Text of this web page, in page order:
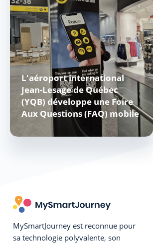
L'aéroport international
Jean-Lesage de Québec
(YQB) développe une Foire
Aux Questions (FAQ) mobile
MySmartJourney est reconnue pour
sa technologie polyvalente, son